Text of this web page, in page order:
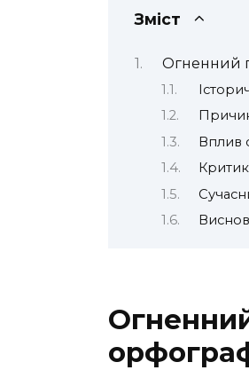
Зміст
Огненний
Вплив